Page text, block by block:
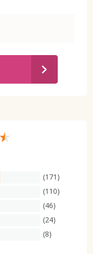
(171)
(110)
(46)
(24)
(8)